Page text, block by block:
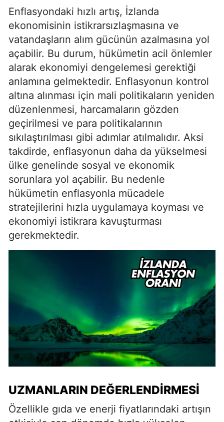
Enflasyondaki hızlı artış, İzlanda
ekonomisinin istikrarsızlaşmasına ve
vatandaşların alım gücünün azalmasına yol
açabilir. Bu durum, hükümetin acil önlemler
alarak ekonomiyi dengelemesi gerektiği
anlamına gelmektedir. Enflasyonun kontrol
altına alınması için mali politikaların yeniden
düzenlenmesi, harcamaların gözden
geçirilmesi ve para politikalarının
sıkılaştırılması gibi adımlar atılmalıdır. Aksi
takdirde, enflasyonun daha da yükselmesi
ülke genelinde sosyal ve ekonomik
sorunlara yol açabilir. Bu nedenle
hükümetin enflasyonla mücadele
stratejilerini hızla uygulamaya koyması ve
ekonomiyi istikrara kavuşturması
gerekmektedir.
UZMANLARIN DEĞERLENDIRMESI
Özellikle gıda ve enerji fiyatlarındaki artışın